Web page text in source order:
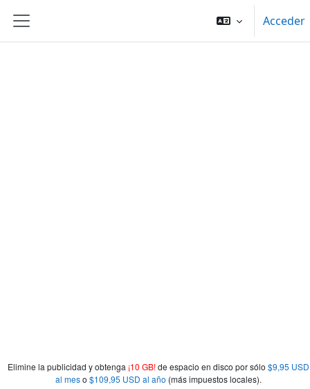
Elimine la publicidad y obtenga ¡10 GB!de espacio en disco por sólo $9,95 USD
al meso $109,95 USD al año (más impuestos locales).
Panel lateral
Acceder